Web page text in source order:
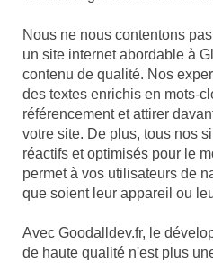
Nous ne nous contentons
un site internet abordable à
contenu de qualité. Nos
des textes enrichis en mots-
référencement et attirer
votre site. De plus, tous nos
réactifs et optimisés pour le
permet à vos utilisateurs de
que soient leur appareil ou
Avec Goodalldev.fr, le
de haute qualité n'est plus